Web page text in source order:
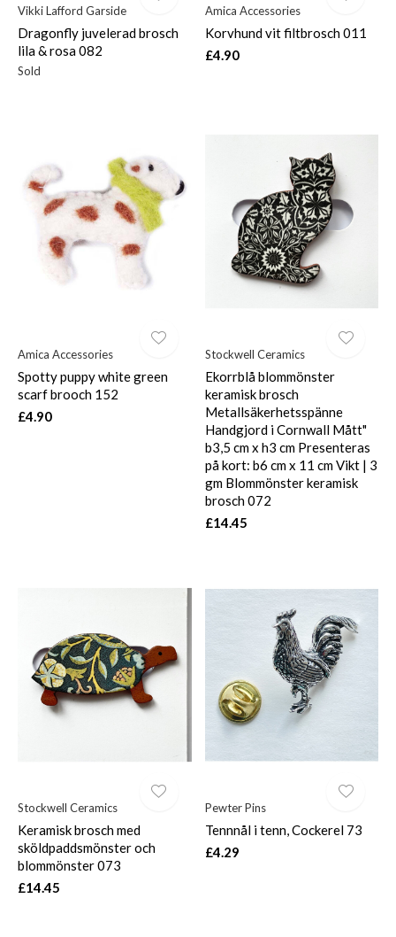
Vikki Lafford Garside
Dragonfly juvelerad brosch
lila & rosa 082
Sold
Amica Accessories
Korvhund vit filtbrosch 011
£4.90
Amica Accessories
Spotty puppy white green
scarf brooch 152
£4.90
Stockwell Ceramics
Ekorrblå blommönster
keramisk brosch
Metallsäkerhetsspänne
Handgjord i Cornwall Mått"
b3,5 cm x h3 cm Presenteras
på kort: b6 cm x 11 cm Vikt | 3
gm Blommönster keramisk
brosch 072
£14.45
Stockwell Ceramics
Keramisk brosch med
sköldpaddsmönster och
blommönster 073
£14.45
Pewter Pins
Tennnål i tenn, Cockerel 73
£4.29